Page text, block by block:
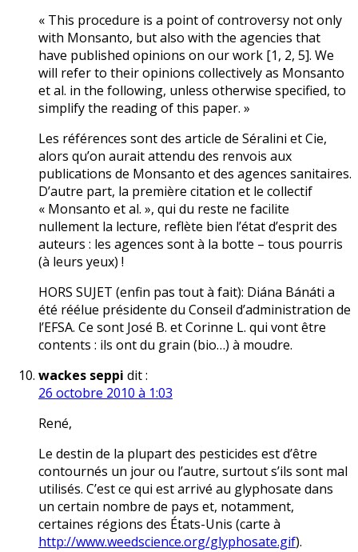
« This procedure is a point of controversy not only
with Monsanto, but also with the agencies that
have published opinions on our work [1, 2, 5]. We
will refer to their opinions collectively as Monsanto
et al. in the following, unless otherwise specified, to
simplify the reading of this paper. »
Les références sont des article de Séralini et Cie,
alors qu’on aurait attendu des renvois aux
publications de Monsanto et des agences sanitaires.
D’autre part, la première citation et le collectif
« Monsanto et al. », qui du reste ne facilite
nullement la lecture, reflète bien l’état d’esprit des
auteurs : les agences sont à la botte – tous pourris
(à leurs yeux) !
HORS SUJET (enfin pas tout à fait): Diána Bánáti a
été réélue présidente du Conseil d’administration de
l’EFSA. Ce sont José B. et Corinne L. qui vont être
contents : ils ont du grain (bio…) à moudre.
wackes seppi dit :
26 octobre 2010 à 1:03
René,
Le destin de la plupart des pesticides est d’être
contournés un jour ou l’autre, surtout s’ils sont mal
utilisés. C’est ce qui est arrivé au glyphosate dans
un certain nombre de pays et, notamment,
certaines régions des États-Unis (carte à
http://www.weedscience.org/glyphosate.gif).